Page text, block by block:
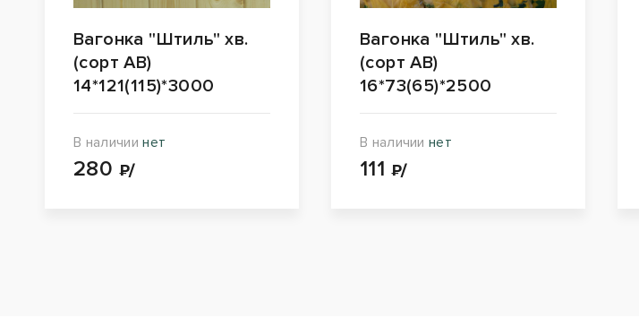
Вагонка "Штиль" хв.
(сорт АВ)
14*121(115)*3000
В наличиинет
280 ₽/
Вагонка "Штиль" хв.
(сорт АВ)
16*73(65)*2500
В наличиинет
111 ₽/